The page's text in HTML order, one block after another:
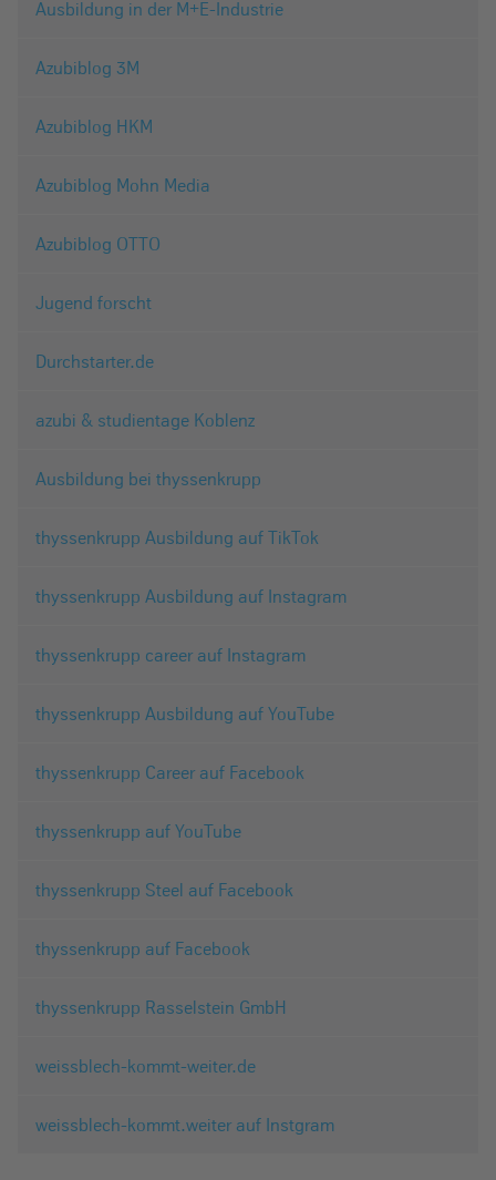
Ausbildung in der M+E-Industrie
Azubiblog 3M
Azubiblog HKM
Azubiblog Mohn Media
Azubiblog OTTO
Jugend forscht
Durchstarter.de
azubi & studientage Koblenz
Ausbildung bei thyssenkrupp
thyssenkrupp Ausbildung auf TikTok
thyssenkrupp Ausbildung auf Instagram
thyssenkrupp career auf Instagram
thyssenkrupp Ausbildung auf YouTube
thyssenkrupp Career auf Facebook
thyssenkrupp auf YouTube
thyssenkrupp Steel auf Facebook
thyssenkrupp auf Facebook
thyssenkrupp Rasselstein GmbH
weissblech-kommt-weiter.de
weissblech-kommt.weiter auf Instgram